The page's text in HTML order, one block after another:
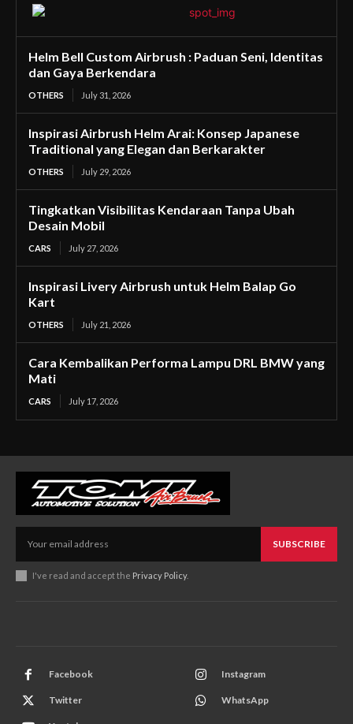
Helm Bell Custom Airbrush : Paduan Seni, Identitas
dan Gaya Berkendara
OTHERS July 31, 2026
Inspirasi Airbrush Helm Arai: Konsep Japanese
Traditional yang Elegan dan Berkarakter
OTHERS July 29, 2026
Tingkatkan Visibilitas Kendaraan Tanpa Ubah
Desain Mobil
CARS July 27, 2026
Inspirasi Livery Airbrush untuk Helm Balap Go
Kart
OTHERS July 21, 2026
Cara Kembalikan Performa Lampu DRL BMW yang
Mati
CARS July 17, 2026
SUBSCRIBE
I've read and accept the Privacy Policy.
Facebook Instagram
Twitter WhatsApp